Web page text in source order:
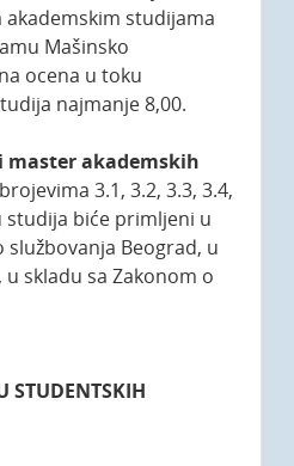
studijama
Mašinsko
ocena u toku
najmanje 8,00.
master akademskih
3.1, 3.2, 3.3, 3.4,
studija biće primljeni u
Beograd, u
skladu sa Zakonom o
STUDENTSKIH